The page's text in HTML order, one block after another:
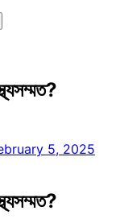
5, 2025